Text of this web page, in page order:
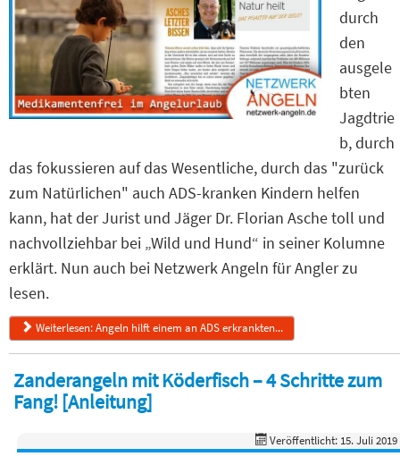
durch
den
ausgele
bten
Jagdtrie
b, durch
das fokussieren auf das Wesentliche, durch das "zurück
zum Natürlichen" auch ADS-kranken Kindern helfen
kann, hat der Jurist und Jäger Dr. Florian Asche toll und
nachvollziehbar bei „Wild und Hund“ in seiner Kolumne
erklärt. Nun auch bei Netzwerk Angeln für Angler zu
lesen.
Weiterlesen: Angeln hilft einem an ADS erkrankten...
Zanderangeln mit Köderfisch – 4 Schritte zum
Fang! [Anleitung]
Veröffentlicht: 15. Juli 2019